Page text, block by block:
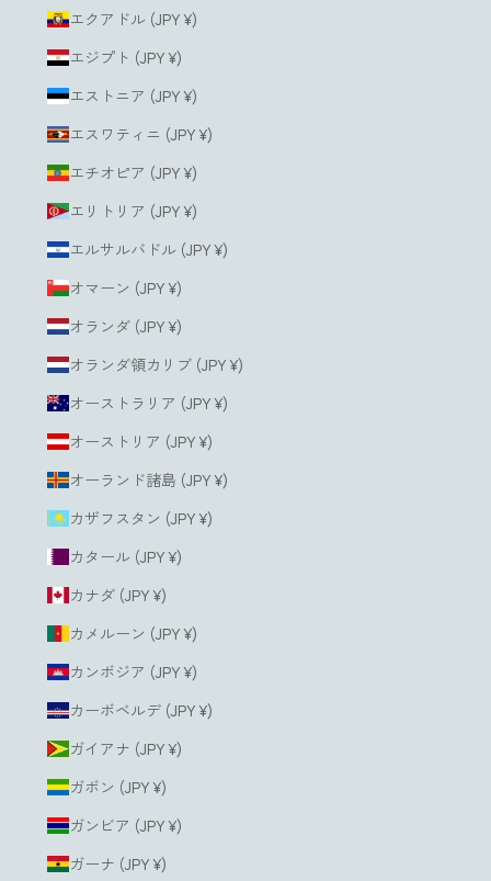
エクアドル (JPY ¥)
エジプト (JPY ¥)
エストニア (JPY ¥)
エスワティニ (JPY ¥)
エチオピア (JPY ¥)
エリトリア (JPY ¥)
エルサルバドル (JPY ¥)
オマーン (JPY ¥)
オランダ (JPY ¥)
オランダ領カリブ (JPY ¥)
オーストラリア (JPY ¥)
オーストリア (JPY ¥)
オーランド諸島 (JPY ¥)
カザフスタン (JPY ¥)
カタール (JPY ¥)
カナダ (JPY ¥)
カメルーン (JPY ¥)
カンボジア (JPY ¥)
カーボベルデ (JPY ¥)
ガイアナ (JPY ¥)
ガボン (JPY ¥)
ガンビア (JPY ¥)
ガーナ (JPY ¥)